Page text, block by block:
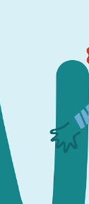
og
for
barn og foreldre